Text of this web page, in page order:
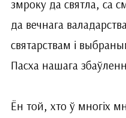
змроку да святла, са
да вечнага
святарствам і
Пасха нашага
Ён той, хто ў многіх